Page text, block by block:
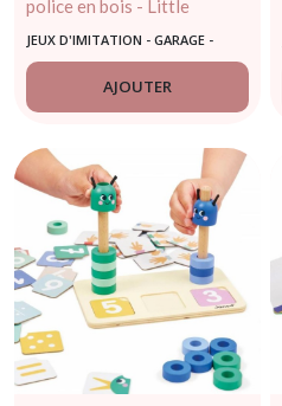
police en bois - Little
Dutch
JEUX D'IMITATION - GARAGE -
OUTILLAGE
AJOUTER